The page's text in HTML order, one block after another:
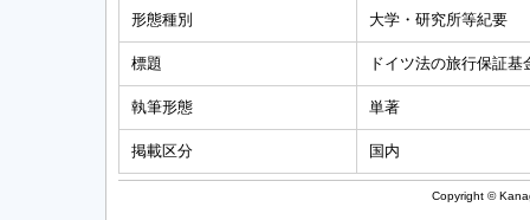
形態種別 大学・研究所等紀要
標題 ドイツ法の旅行保証
執筆形態 単著
掲載区分 国内
Copyright ©